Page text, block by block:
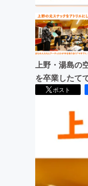
上野・湯島の
を卒業したて
ポスト